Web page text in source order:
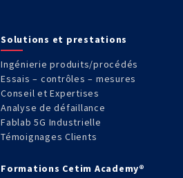
Solutions et prestations
Ingénierie produits/procédés
Essais – contrôles – mesures
Conseil et Expertises
Analyse de défaillance
Fablab 5G Industrielle
Témoignages Clients
Formations Cetim Academy®